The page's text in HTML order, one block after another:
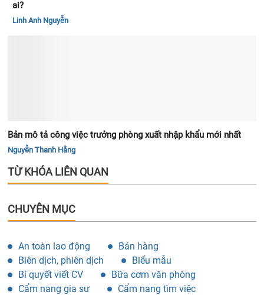
ai?
Linh Anh Nguyễn
Bản mô tả công việc trưởng phòng xuất nhập khẩu mới nhất
Nguyễn Thanh Hằng
TỪ KHÓA LIÊN QUAN
CHUYÊN MỤC
An toàn lao động
Bán hàng
Biên dịch, phiên dịch
Biểu mẫu
Bí quyết viết CV
Bữa cơm văn phòng
Cẩm nang gia sư
Cẩm nang tìm việc